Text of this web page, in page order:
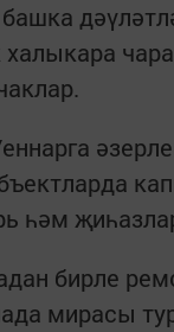
һәм
бирле
мирасы